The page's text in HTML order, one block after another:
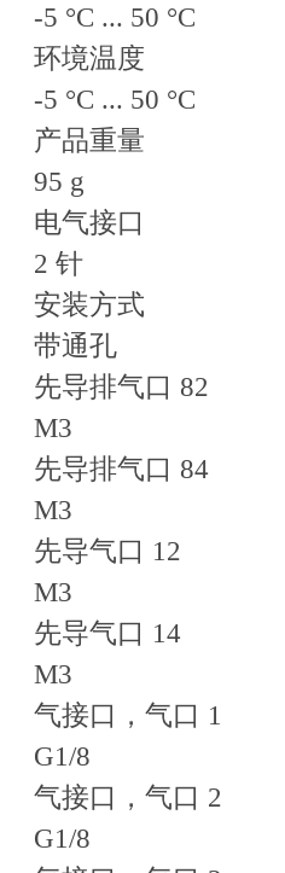
-5 °C ... 50 °C
环境温度
-5 °C ... 50 °C
产品重量
95 g
电气接口
2 针
安装方式
带通孔
先导排气口 82
M3
先导排气口 84
M3
先导气口 12
M3
先导气口 14
M3
气接口，气口 1
G1/8
气接口，气口 2
G1/8